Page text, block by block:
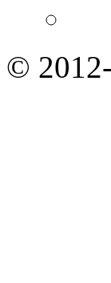
© 2012-